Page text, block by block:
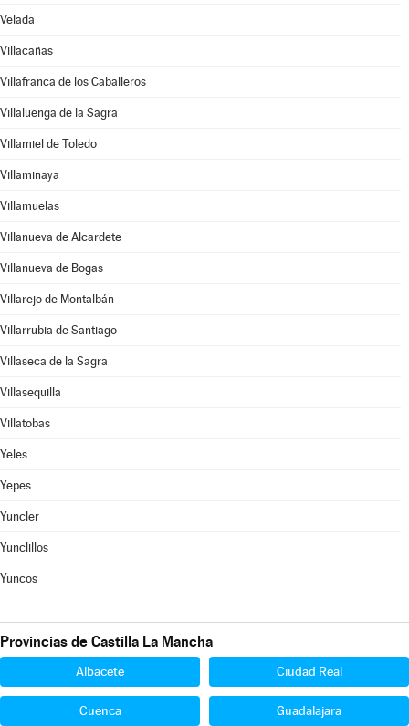
Velada
Villacañas
Villafranca de los Caballeros
Villaluenga de la Sagra
Villamiel de Toledo
Villaminaya
Villamuelas
Villanueva de Alcardete
Villanueva de Bogas
Villarejo de Montalbán
Villarrubia de Santiago
Villaseca de la Sagra
Villasequilla
Villatobas
Yeles
Yepes
Yuncler
Yunclillos
Yuncos
Provincias de Castilla La Mancha
Albacete Ciudad Real
Cuenca Guadalajara